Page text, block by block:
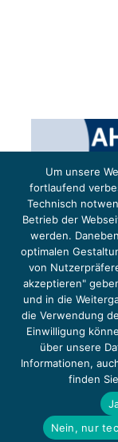
Das Projekt YOUNG ENERGY
Die EUKI ist ein
Naturschutz und nukleare
grenzüberschreitenden Dialogs
um gemeinsam die
Copyright 2026, Young
Um unsere
fortlaufend
Technisch
Betrieb der
werden.
optimalen
von
akzeptieren"
und in die
die Verwendung
Einwilligung
über unsere
Informationen,
finden
Nein, nur